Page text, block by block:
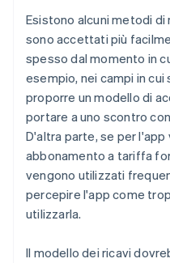
Esistono alcuni metodi
sono accettati più
spesso dal momento in
esempio, nei campi in
proporre un modello di
portare a uno scontro
D'altra parte, se per
abbonamento a tariffa
vengono utilizzati
percepire l'app come
utilizzarla.
Il modello dei ricavi